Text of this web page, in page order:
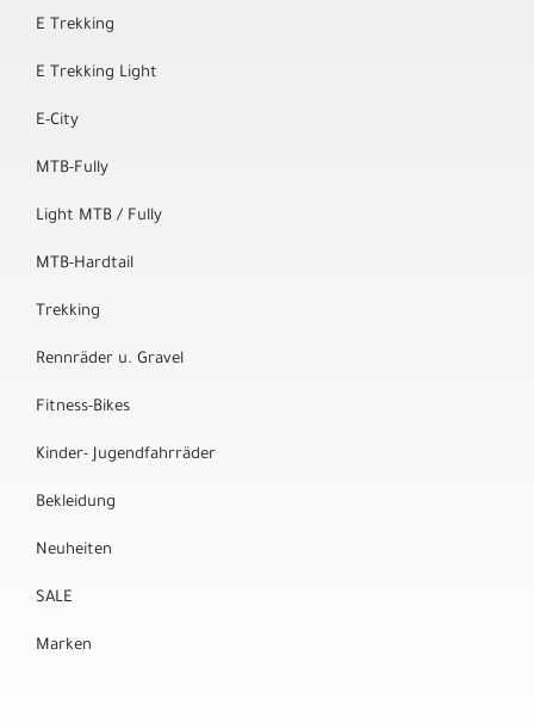
E Trekking
E Trekking Light
E-City
MTB-Fully
Light MTB / Fully
MTB-Hardtail
Trekking
Rennräder u. Gravel
Fitness-Bikes
Kinder- Jugendfahrräder
Bekleidung
Neuheiten
SALE
Marken